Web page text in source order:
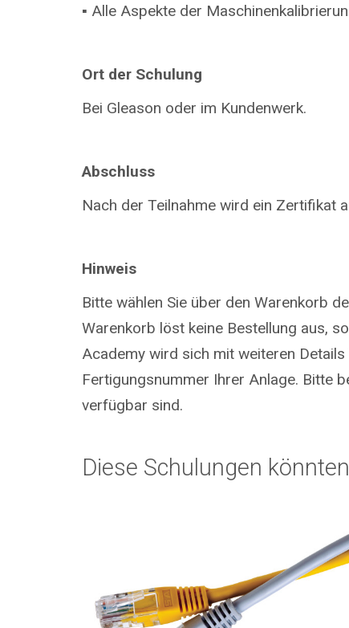
▪ Alle Aspekte der
Ort der Schulung
Bei Gleason oder im Kundenwerk.
Abschluss
Nach der Teilnahme wird ein Zertifikat
Hinweis
Bitte wählen Sie über den Warenkorb
Warenkorb löst keine Bestellung aus,
Academy wird sich mit weiteren
Fertigungsnummer Ihrer Anlage. Bitte
verfügbar sind.
Diese Schulungen